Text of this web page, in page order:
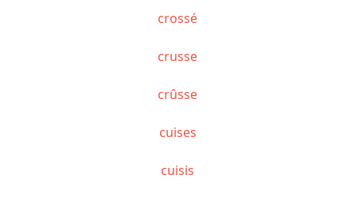
crossé
crusse
crûsse
cuises
cuisis